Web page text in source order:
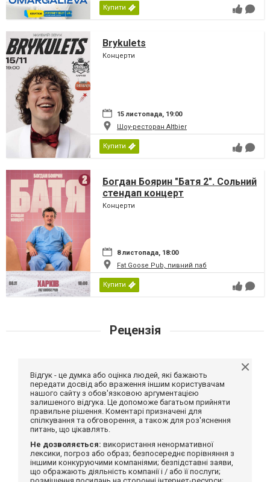
Купити
Brykulets
Концерти
15 листопада, 19:00
Шоу-ресторан Altbier
Купити
Богдан Боярин "Батя 2". Сольний
стендап концерт
Концерти
8 листопада, 18:00
Fat Goose Pub, пивний паб
Купити
Рецензія
Відгук - це думка або оцінка людей, які бажають
передати досвід або враження іншим користувачам
нашого сайту з обов'язковою аргументацією
залишеного відгука. Це допоможе багатьом прийняти
правильне рішення. Коментарі призначені для
спілкування та обговорення, а також для роз'яснення
питань, що цікавлять.
Не дозволяється: використання ненормативної
лексики, погроз або образ; безпосереднє порівняння з
іншими конкуруючими компаніями; безпідставні заяви,
що ображають діяльність компанії і / або її послуги;